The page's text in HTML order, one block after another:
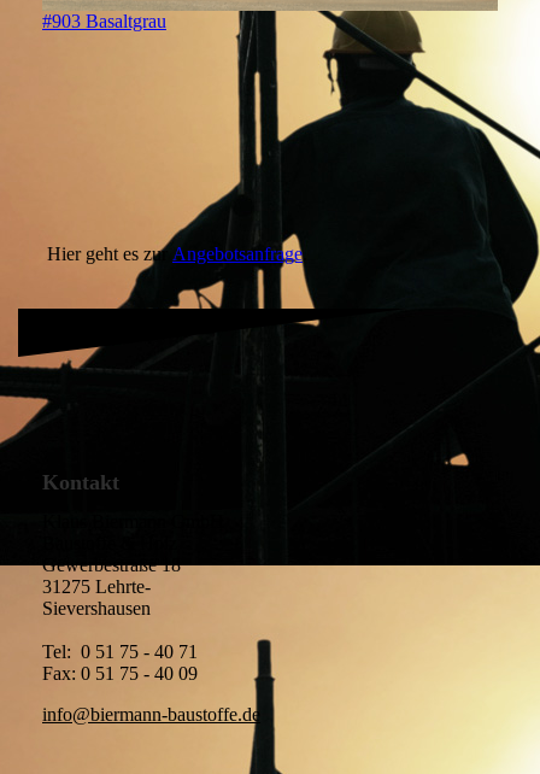
#903 Basaltgrau
Hier geht es zur Angebotsanfrage.
Kontakt
Gewerbestraße 18
31275 Lehrte-
Sievershausen
Tel: 0 51 75 - 40 71
Fax: 0 51 75 - 40 09
info@biermann-baustoffe.de